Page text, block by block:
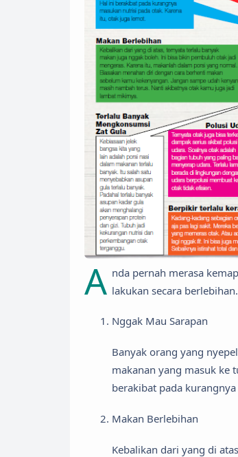
A nda pernah merasa
lakukan secara
Nggak Mau Sarapan
Banyak orang yang
makanan yang masuk ke
berakibat pada
Makan Berlebihan
Kebalikan dari yang di